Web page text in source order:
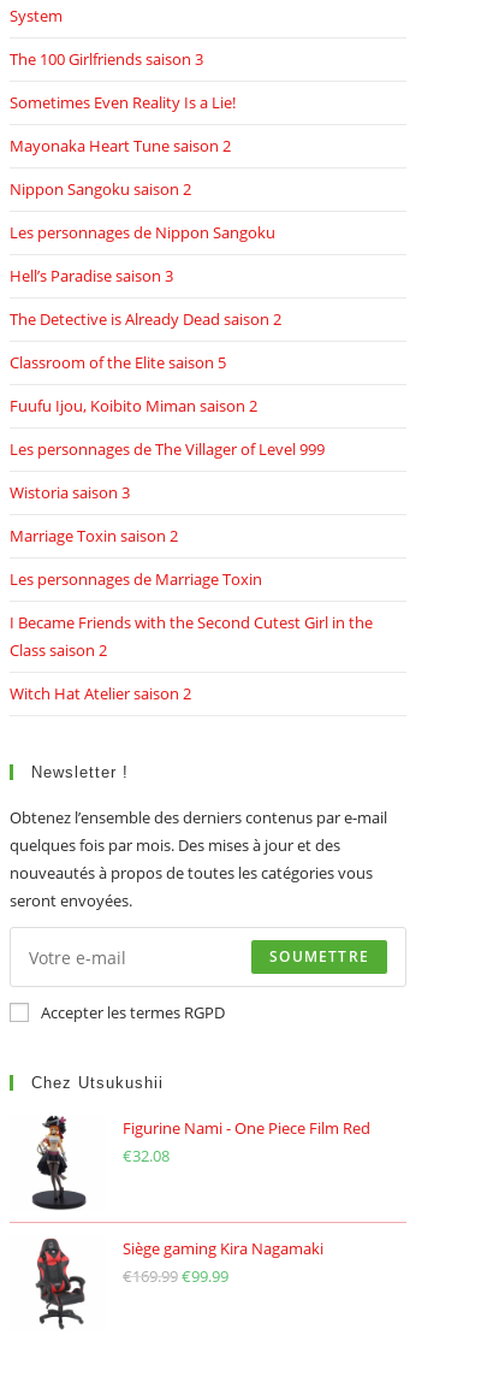
System
The 100 Girlfriends saison 3
Sometimes Even Reality Is a Lie!
Mayonaka Heart Tune saison 2
Nippon Sangoku saison 2
Les personnages de Nippon Sangoku
Hell’s Paradise saison 3
The Detective is Already Dead saison 2
Classroom of the Elite saison 5
Fuufu Ijou, Koibito Miman saison 2
Les personnages de The Villager of Level 999
Wistoria saison 3
Marriage Toxin saison 2
Les personnages de Marriage Toxin
I Became Friends with the Second Cutest Girl in the
Class saison 2
Witch Hat Atelier saison 2
Newsletter !
Obtenez l’ensemble des derniers contenus par e-mail
quelques fois par mois. Des mises à jour et des
nouveautés à propos de toutes les catégories vous
seront envoyées.
SOUMETTRE
Accepter les termes RGPD
Chez Utsukushii
Figurine Nami - One Piece Film Red
€32.08
Siège gaming Kira Nagamaki
€169.99Le
€99.99Le